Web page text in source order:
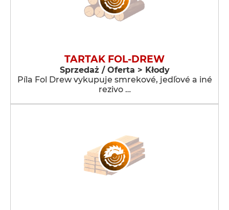
TARTAK FOL-DREW
Sprzedaż / Oferta > Kłody
Píla Fol Drew vykupuje smrekové, jedľové a iné
rezivo …